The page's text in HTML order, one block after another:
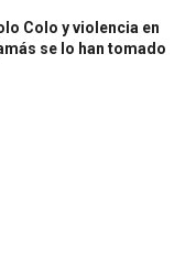
Colo y violencia en
se lo han tomado